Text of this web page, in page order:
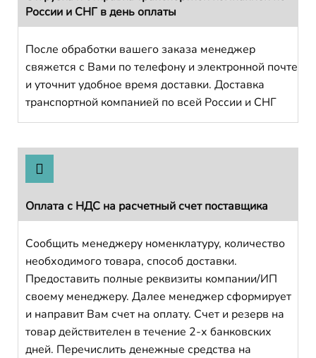
России и СНГ в день оплаты
После обработки вашего заказа менеджер
свяжется с Вами по телефону и электронной почте
и уточнит удобное время доставки. Доставка
транспортной компанией по всей России и СНГ
Оплата с НДС на расчетный счет поставщика
Сообщить менеджеру номенклатуру, количество
необходимого товара, способ доставки.
Предоставить полные реквизиты компании/ИП
своему менеджеру. Далее менеджер сформирует
и направит Вам счет на оплату. Счет и резерв на
товар действителен в течение 2-х банковских
дней. Перечислить денежные средства на